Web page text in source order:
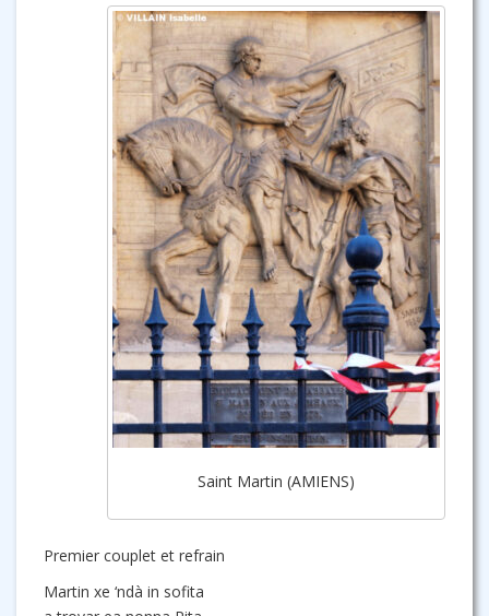
Saint Martin (AMIENS)
Premier couplet et refrain
Martin xe ‘ndà in sofita